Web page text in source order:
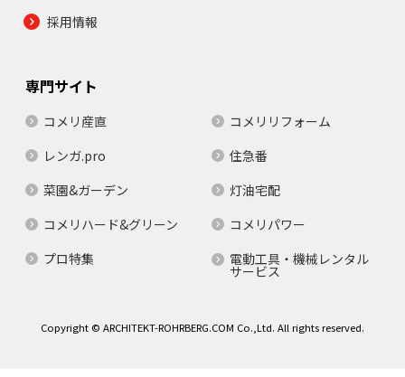
採用情報
専門サイト
コメリ産直
コメリリフォーム
レンガ.pro
住急番
菜園&ガーデン
灯油宅配
コメリハード&グリーン
コメリパワー
プロ特集
電動工具・機械レンタル
サービス
Copyright © ARCHITEKT-ROHRBERG.COM Co.,Ltd. All rights reserved.